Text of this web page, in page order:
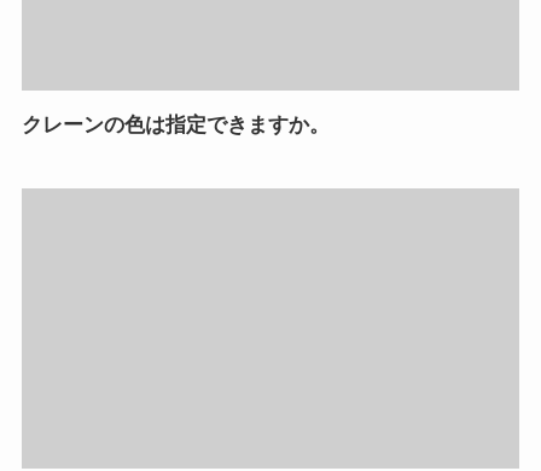
クレーンの色は指定できますか。